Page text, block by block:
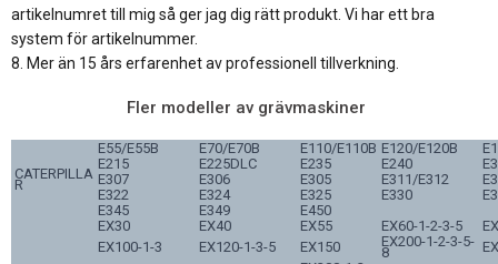
artikelnumret till mig så ger jag dig rätt produkt. Vi har ett bra
system för artikelnummer.
8. Mer än 15 års erfarenhet av professionell tillverkning.
Fler modeller av grävmaskiner
CATERPILLA
R
E55/E55B E70/E70B E110/E110B E120/E120B
E215
E225DLC E235 E240
E307
E306 E305 E311/E312
E322
E324 E325 E330
E345
E349 E450
EX30 EX40 EX55 EX60-1-2-3-5
EX100-1-3
EX120-1-3-5 EX150 EX200-1-2-3-5-
8